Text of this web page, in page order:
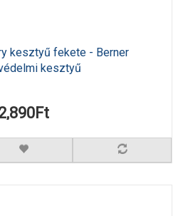
kesztyű fekete - Berner
kesztyű